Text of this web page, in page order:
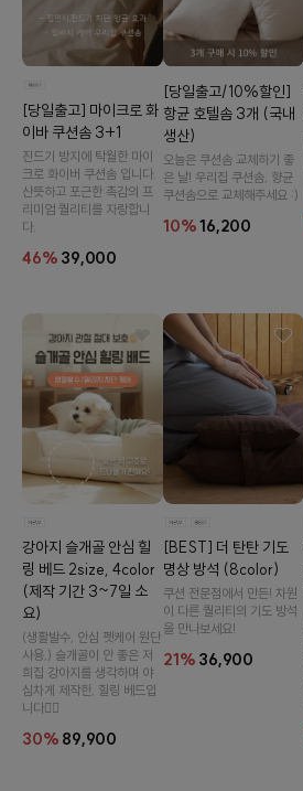
[당일출고] 마이크로 화
이바 쿠션솜 3+1
진드기 방지에 탁월한 마이
크로 화이버 쿠션솜 입니다.
산뜻하고 포근한 촉감의 프
리미엄 퀄리티를 자랑합니
다.
46% 39,000
[당일출고/10%할인]
항균 호텔솜 3개 (국내
생산)
오늘은 쿠션솜 교체하기 좋
은 날! 우리집 쿠션솜, 향균
쿠션솜으로 교체해주세요 :)
10%16,200
강아지 슬개골 안심 힐
링 베드 2size, 4color
(제작 기간 3~7일 소
요)
(생활발수, 안심 펫케어 원단
사용,) 슬개골이 안 좋은 저
희집 강아지를 생각하며 야
심차게 제작한, 힐링 베드입
니다👍🏻
30% 89,900
[BEST] 더 탄탄 기도
명상 방석 (8color)
쿠션 전문점에서 만든! 차원
이 다른 퀄리티의 기도 방석
을 만나보세요!
21% 36,900